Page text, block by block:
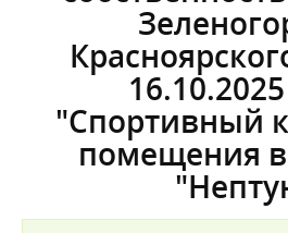
"Спортивный
помещения